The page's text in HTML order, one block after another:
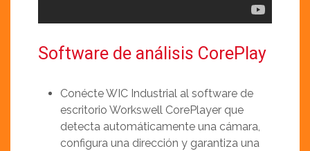
Software de análisis CorePlay
Conécte WIC Industrial al software de
escritorio Workswell CorePlayer que
detecta automáticamente una cámara,
configura una dirección y garantiza una